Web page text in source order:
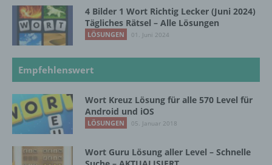
4 Bilder 1 Wort Richtig Lecker (Juni 2024)
Tägliches Rätsel – Alle Lösungen
LÖSUNGEN 01. Juni 2024
Empfehlenswert
Wort Kreuz Lösung für alle 570 Level für
Android und iOS
LÖSUNGEN 05. Januar 2018
Wort Guru Lösung aller Level – Schnelle
Verarbeitung durch das Unionsrecht oder
das Recht der Mitgliedstaaten vorgegeben,
so kann der Verantwortliche
beziehungsweise können die bestimmten
Unionsrecht oder dem Recht der
h) Auftragsverarbeiter
Auftragsverarbeiter ist eine natürliche oder
juristische Person, Behörde, Einrichtung